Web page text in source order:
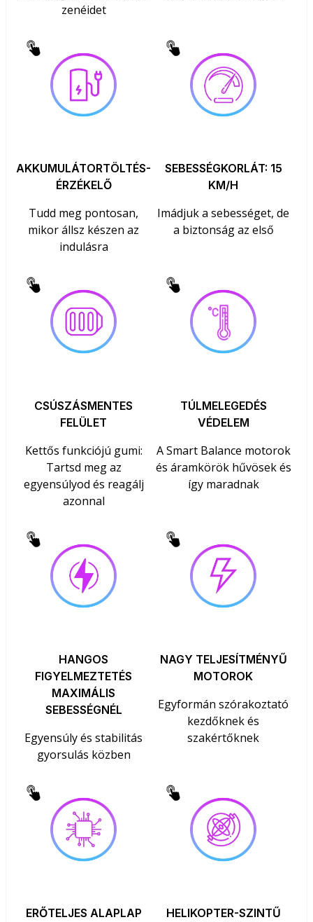
zenéidet
AKKUMULÁTORTÖLTÉS-
ÉRZÉKELŐ
Tudd meg pontosan,
mikor állsz készen az
indulásra
SEBESSÉGKORLÁT: 15
KM/H
Imádjuk a sebességet, de
a biztonság az első
CSÚSZÁSMENTES
FELÜLET
Kettős funkciójú gumi:
Tartsd meg az
egyensúlyod és reagálj
azonnal
TÚLMELEGEDÉS
VÉDELEM
A Smart Balance motorok
és áramkörök hűvösek és
így maradnak
HANGOS
FIGYELMEZTETÉS
MAXIMÁLIS
SEBESSÉGNÉL
Egyensúly és stabilitás
gyorsulás közben
NAGY TELJESÍTMÉNYŰ
MOTOROK
Egyformán szórakoztató
kezdőknek és
szakértőknek
ERŐTELJES ALAPLAP
HELIKOPTER-SZINTŰ